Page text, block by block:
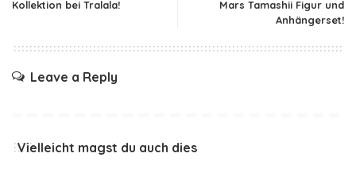
Kollektion bei Tralala!
Mars Tamashii Figur und
Anhängerset!
Leave a Reply
Vielleicht magst du auch dies